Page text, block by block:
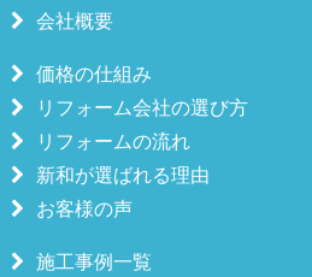
会社概要
価格の仕組み
リフォーム会社の選び方
リフォームの流れ
新和が選ばれる理由
お客様の声
施工事例一覧